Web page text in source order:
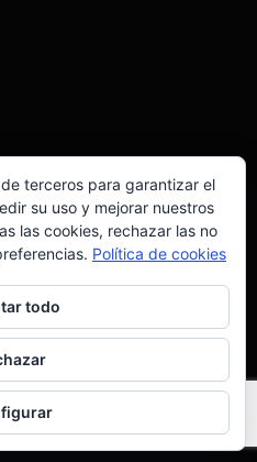
terceros para garantizar el
su uso y mejorar nuestros
las cookies, rechazar las no
Política de cookies
todo